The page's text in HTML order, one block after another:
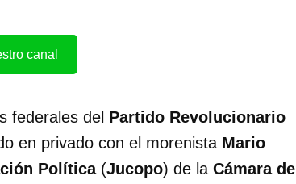
canal
federales del Partido Revolucionario
en privado con el morenista Mario
Política(Jucopo) de la Cámara de